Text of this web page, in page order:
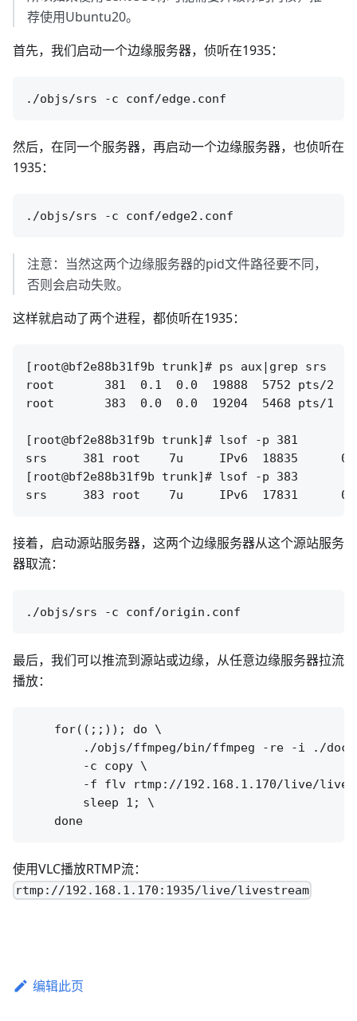
荐使用Ubuntu20。
首先，我们启动一个边缘服务器，侦听在1935：
然后，在同一个服务器，再启动一个边缘服务器，也侦听在
1935：
注意：当然这两个边缘服务器的pid文件路径要不同，
否则会启动失败。
这样就启动了两个进程，都侦听在1935：
[root@bf2e88b31f9b trunk]# ps aux|grep srs
root       381  0.1  0.0  19888  5752 pts/2
root       383  0.0  0.0  19204  5468 pts/1
[root@bf2e88b31f9b trunk]# lsof -p 381
srs     381 root    7u     IPv6  18835      0t0
[root@bf2e88b31f9b trunk]# lsof -p 383
接着，启动源站服务器，这两个边缘服务器从这个源站服务
器取流：
最后，我们可以推流到源站或边缘，从任意边缘服务器拉流
播放：
    for((;;)); do \
./objs/ffmpeg/bin/ffmpeg -re -i ./
        -c copy \
-f flv rtmp://192.168.1.170/live/
        sleep 1; \
使用VLC播放RTMP流：
rtmp://192.168.1.170:1935/live/livestream
编辑此页